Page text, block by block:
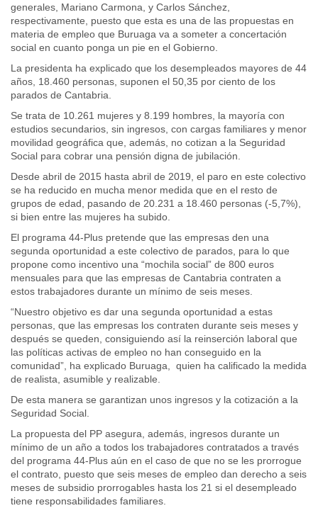
generales, Mariano Carmona, y Carlos Sánchez,
respectivamente, puesto que esta es una de las propuestas en
materia de empleo que Buruaga va a someter a concertación
social en cuanto ponga un pie en el Gobierno.
La presidenta ha explicado que los desempleados mayores de 44
años, 18.460 personas, suponen el 50,35 por ciento de los
parados de Cantabria.
Se trata de 10.261 mujeres y 8.199 hombres, la mayoría con
estudios secundarios, sin ingresos, con cargas familiares y menor
movilidad geográfica que, además, no cotizan a la Seguridad
Social para cobrar una pensión digna de jubilación.
Desde abril de 2015 hasta abril de 2019, el paro en este colectivo
se ha reducido en mucha menor medida que en el resto de
grupos de edad, pasando de 20.231 a 18.460 personas (-5,7%),
si bien entre las mujeres ha subido.
El programa 44-Plus pretende que las empresas den una
segunda oportunidad a este colectivo de parados, para lo que
propone como incentivo una “mochila social” de 800 euros
mensuales para que las empresas de Cantabria contraten a
estos trabajadores durante un mínimo de seis meses.
“Nuestro objetivo es dar una segunda oportunidad a estas
personas, que las empresas los contraten durante seis meses y
después se queden, consiguiendo así la reinserción laboral que
las políticas activas de empleo no han conseguido en la
comunidad”, ha explicado Buruaga, quien ha calificado la medida
de realista, asumible y realizable.
De esta manera se garantizan unos ingresos y la cotización a la
Seguridad Social.
La propuesta del PP asegura, además, ingresos durante un
mínimo de un año a todos los trabajadores contratados a través
del programa 44-Plus aún en el caso de que no se les prorrogue
el contrato, puesto que seis meses de empleo dan derecho a seis
meses de subsidio prorrogables hasta los 21 si el desempleado
tiene responsabilidades familiares.